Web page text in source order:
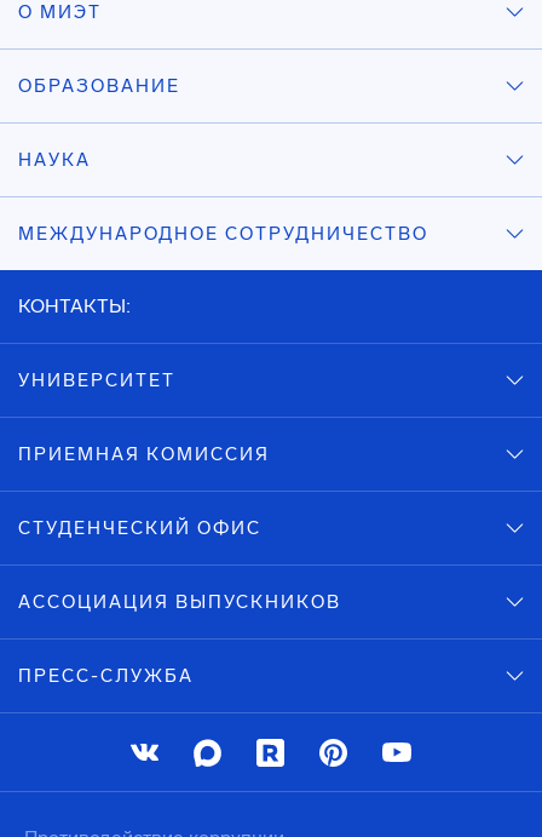
О МИЭТ
ОБРАЗОВАНИЕ
НАУКА
МЕЖДУНАРОДНОЕ СОТРУДНИЧЕСТВО
КОНТАКТЫ:
УНИВЕРСИТЕТ
ПРИЕМНАЯ КОМИССИЯ
СТУДЕНЧЕСКИЙ ОФИС
АССОЦИАЦИЯ ВЫПУСКНИКОВ
ПРЕСС-СЛУЖБА